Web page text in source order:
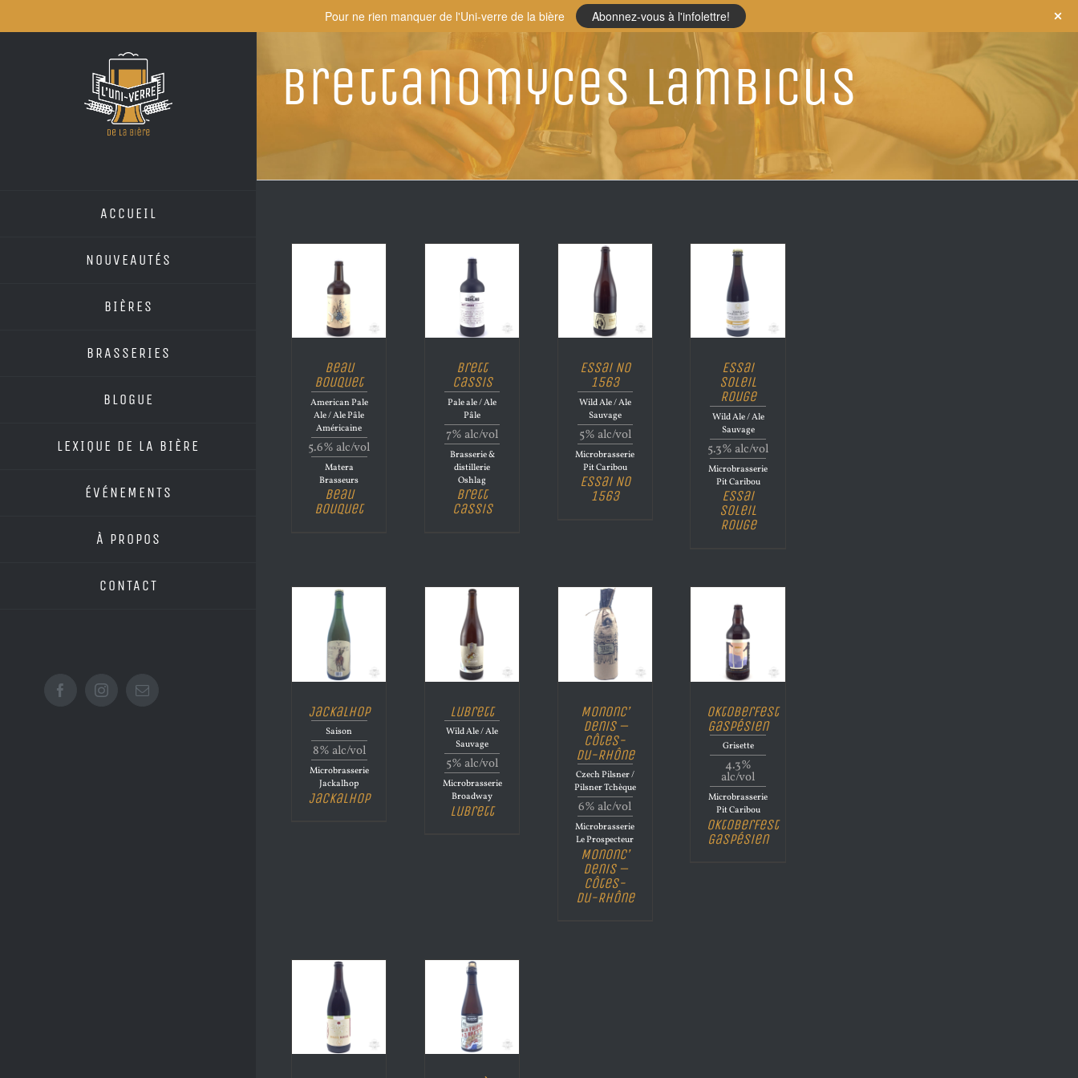
to
ACCUEIL
NOUVEAUTÉS
BIÈRES
BRASSERIES
BLOGUE
LEXIQUE DE LA BIÈRE
ÉVÉNEMENTS
À PROPOS
CONTACT
FacebookInstagramEmail
Brettanomyces Lambicus
Beau
Bouquet
American Pale
Ale / Ale Pâle
Américaine
5.6% alc/vol
Matera
Brasseurs
Beau
Bouquet
Brett
Cassis
Pale ale / Ale
Pâle
7% alc/vol
Brasserie &
distillerie
Oshlag
Brett
Cassis
Essai No
1563
Wild Ale / Ale
Sauvage
5% alc/vol
Microbrasserie
Pit Caribou
Essai No
1563
Essai
Soleil
Rouge
Wild Ale / Ale
Sauvage
5.3% alc/vol
Microbrasserie
Pit Caribou
Essai
Soleil
Rouge
Jackalhop
Saison
8% alc/vol
Microbrasserie
Jackalhop
Jackalhop
Lubrett
Wild Ale / Ale
Sauvage
5% alc/vol
Microbrasserie
Broadway
Lubrett
Mononc’
Denis –
Côtes-
du-Rhône
Czech Pilsner /
Pilsner Tchèque
6% alc/vol
Microbrasserie
Le Prospecteur
Mononc’
Denis –
Côtes-
du-Rhône
OktoberFest
Gaspésien
Grisette
4.3%
alc/vol
Microbrasserie
Pit Caribou
OktoberFest
Gaspésien
Pour ne rien manquer de l'Uni-verre de la bière Abonnez-vous à l'infolettre!